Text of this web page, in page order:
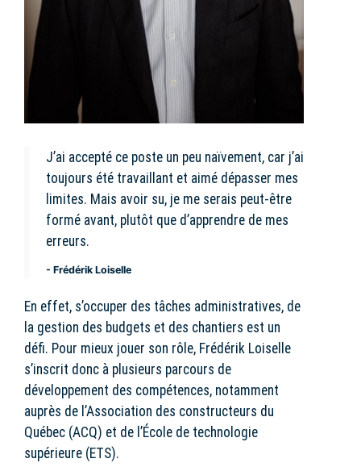
J’ai accepté ce poste un peu naïvement, car j’ai
toujours été travaillant et aimé dépasser mes
limites. Mais avoir su, je me serais peut-être
formé avant, plutôt que d’apprendre de mes
erreurs.
- Frédérik Loiselle
En effet, s’occuper des tâches administratives, de
la gestion des budgets et des chantiers est un
défi. Pour mieux jouer son rôle, Frédérik Loiselle
s’inscrit donc à plusieurs parcours de
développement des compétences, notamment
auprès de l’Association des constructeurs du
Québec (ACQ) et de l’École de technologie
supérieure (ETS).